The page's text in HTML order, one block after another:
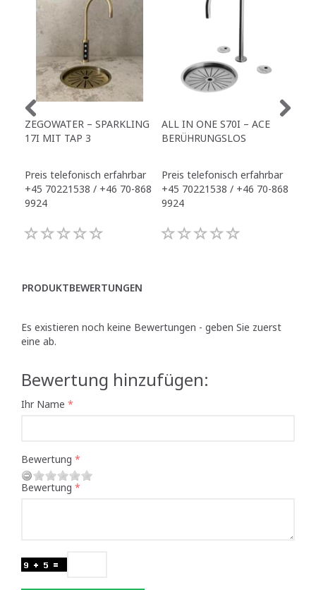
ZEGOWATER – SPARKLING
17I MIT TAP 3
Preis telefonisch erfahrbar
+45 70221538 / +46 70-868
9924
ALL IN ONE S70I – ACE
BERÜHRUNGSLOS
Preis telefonisch erfahrbar
+45 70221538 / +46 70-868
9924
PRODUKTBEWERTUNGEN
Es existieren noch keine Bewertungen - geben Sie zuerst
eine ab.
Bewertung hinzufügen:
Ihr Name
Bewertung
Bewertung